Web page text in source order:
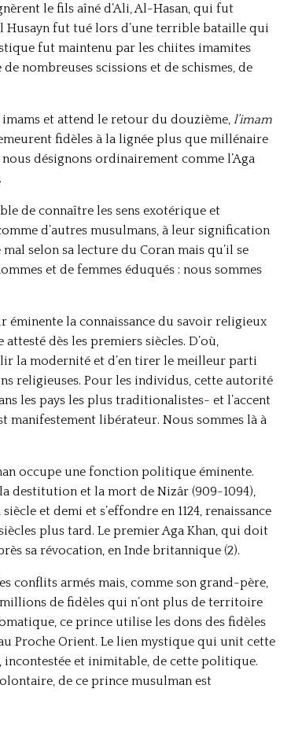
le fils aîné d’Ali, Al-Hasan, qui fut
Husayn fut tué lors d’une terrible bataille qui
fut maintenu par les chiites imamites
nombreuses scissions et de schismes, de
et attend le retour du douzième, l’imam
fidèles à la lignée plus que millénaire
désignons ordinairement comme l’Aga
de connaître les sens exotérique et
d’autres musulmans, à leur signification
selon sa lecture du Coran mais qu’il se
et de femmes éduqués : nous sommes
éminente la connaissance du savoir religieux
dès les premiers siècles. D’où,
la modernité et d’en tirer le meilleur parti
religieuses. Pour les individus, cette autorité
les pays les plus traditionalistes- et l’accent
libérateur. Nous sommes là à
occupe une fonction politique éminente.
destitution et la mort de Nizâr (909-1094),
et demi et s’effondre en 1124, renaissance
siècles plus tard. Le premier Aga Khan, qui doit
sa révocation, en Inde britannique (2).
conflits armés mais, comme son grand-père,
de fidèles qui n’ont plus de territoire
ce prince utilise les dons des fidèles
Proche Orient. Le lien mystique qui unit cette
et inimitable, de cette politique.
de ce prince musulman est